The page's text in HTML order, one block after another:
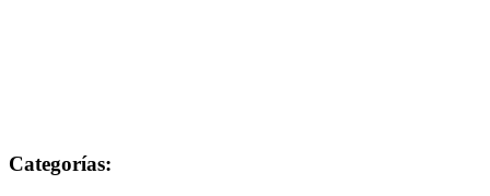
Categorías: